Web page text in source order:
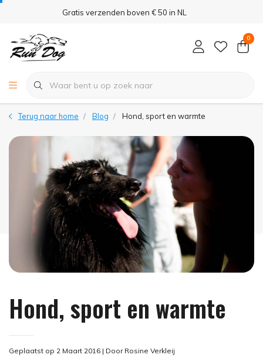
Gratis verzenden boven € 50 in NL
0
Terug naar home Blog Hond, sport en warmte
Hond, sport en warmte
Geplaatst op 2 Maart 2016 | Door Rosine Verkleij